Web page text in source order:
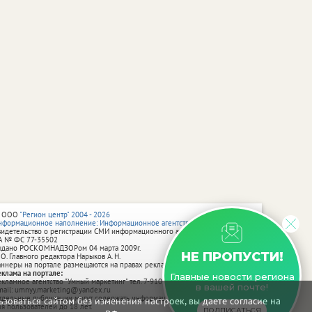
сайтом без изменения настроек, вы даете согласие на
НЕ ПРОПУСТИ!
Главные новости региона
в вашей почте!
"Регион центр" 2004 - 2026
наполнение: Информационное агентство vRossii.ru
о регистрации СМИ информационного агентства vRossii.ru
№ ФС 77‑35502
РОСКОМНАДЗОРом 04 марта 2009г.
Главного редактора Нарыков А. Н.
на портале размещаются на правах рекламы.
на портале:
агентство "Умный маркетинг" тел. 7-910-267-70-40,
umnyy.marketing@yandex.ru
публикации могут содержать информацию, не предназначенную
пользователей до 18 лет.